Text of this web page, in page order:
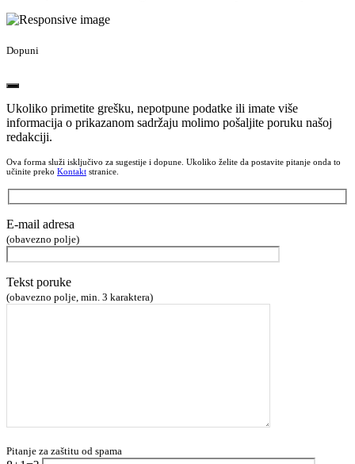
Dopuni
Ukoliko primetite grešku, nepotpune podatke ili imate više
informacija o prikazanom sadržaju molimo pošaljite poruku našoj
redakciji.
Ova forma služi isključivo za sugestije i dopune. Ukoliko želite da postavite pitanje onda to
učinite preko Kontakt stranice.
E-mail adresa
(obavezno polje)
Tekst poruke
(obavezno polje, min. 3 karaktera)
Pitanje za zaštitu od spama